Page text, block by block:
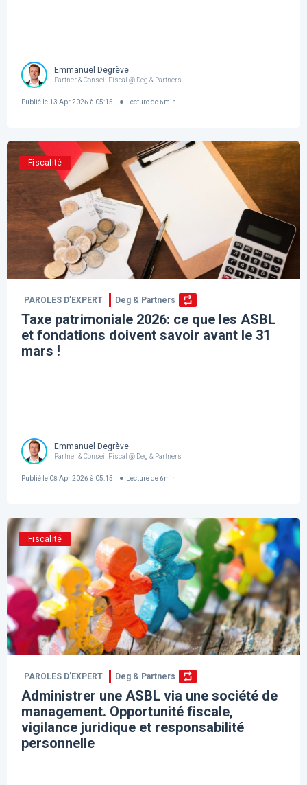
Emmanuel Degrève
Partner & Conseil Fiscal @ Deg & Partners
Publié le 13 Apr 2026 à 05:15 Lecture de 6min
Fiscalité
PAROLES D’EXPERT Deg & Partners
Taxe patrimoniale 2026: ce que les ASBL
et fondations doivent savoir avant le 31
mars !
Emmanuel Degrève
Partner & Conseil Fiscal @ Deg & Partners
Publié le 08 Apr 2026 à 05:15 Lecture de 6min
Fiscalité
PAROLES D’EXPERT Deg & Partners
Administrer une ASBL via une société de
management. Opportunité fiscale,
vigilance juridique et responsabilité
personnelle